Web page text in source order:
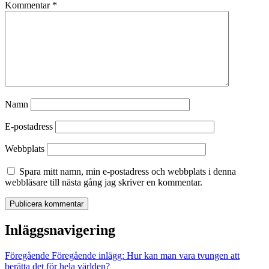
Kommentar *
Namn
E-postadress
Webbplats
Spara mitt namn, min e-postadress och webbplats i denna
webbläsare till nästa gång jag skriver en kommentar.
Inläggsnavigering
Föregående Föregående inlägg: Hur kan man vara tvungen att
berätta det för hela världen?